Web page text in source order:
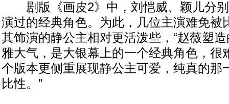
剧版《画皮2》中，刘恺威、颖儿分别
演过的经典角色。为此，几位主演难免被
其饰演的静公主相对更活泼些，“赵薇塑
雅大气，是大银幕上的一个经典角色，很
个版本更侧重展现静公主可爱，纯真的那
比性。”